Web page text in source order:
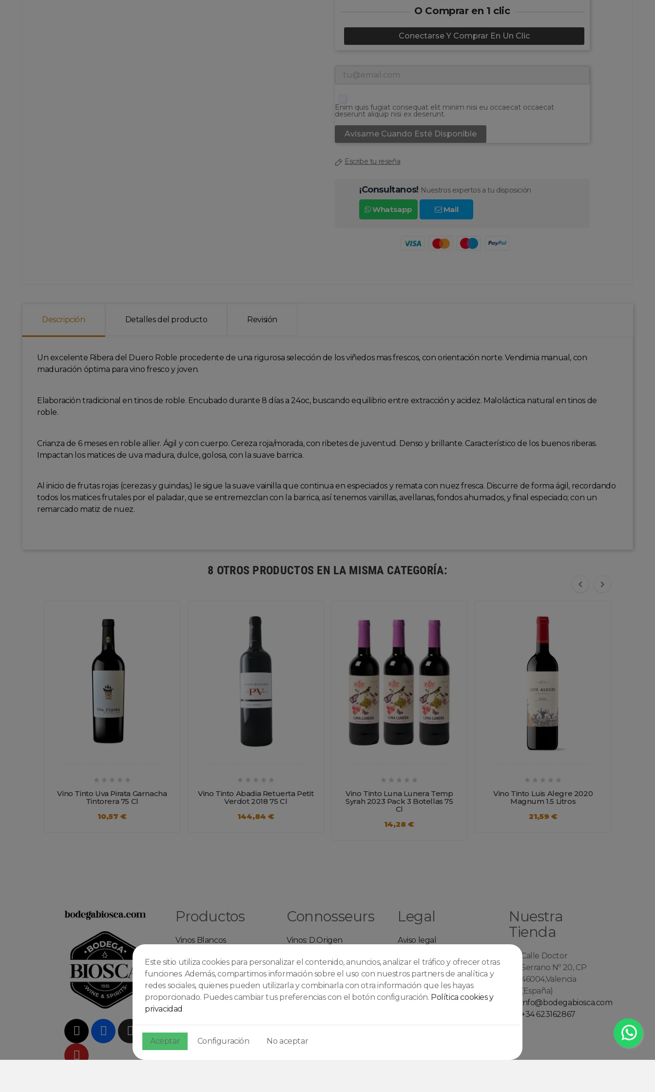
Este sitio utiliza cookies para personalizar el contenido, anuncios, analizar el tráfico y ofrecer otras
funciones. Además, compartimos información sobre el uso con nuestros partners de analítica y
redes sociales, quienes pueden utilizarla y combinarla con otra información que les hayas
proporcionado. Puedes cambiar tus preferencias con el botón configuración. Política cookies y
privacidad
Aceptar Configuración No aceptar
O Comprar en 1 clic
Conectarse Y Comprar En Un Clic
Enim quis fugiat consequat elit minim nisi eu occaecat occaecat
deserunt aliquip nisi ex deserunt.
Avísame Cuando Esté Disponible
Escribe tu reseña
¡Consultanos! Nuestros expertos a tu disposición
Whatsapp Mail
Descripción Detalles del producto Revisión
Un excelente Ribera del Duero Roble procedente de una rigurosa selección de los viñedos mas frescos, con orientación norte. Vendimia manual, con
maduración óptima para vino fresco y joven.
Elaboración tradicional en tinos de roble. Encubado durante 8 días a 24oc, buscando equilibrio entre extracción y acidez. Maloláctica natural en tinos de
roble.
Crianza de 6 meses en roble allier. Ágil y con cuerpo. Cereza roja/morada, con ribetes de juventud. Denso y brillante. Característico de los buenos riberas.
Impactan los matices de uva madura, dulce, golosa, con la suave barrica.
Al inicio de frutas rojas (cerezas y guindas,) le sigue la suave vainilla que continua en especiados y remata con nuez fresca. Discurre de forma ágil, recordando
todos los matices frutales por el paladar, que se entremezclan con la barrica, así tenemos vainillas, avellanas, fondos ahumados, y final especiado; con un
remarcado matiz de nuez.
8 OTROS PRODUCTOS EN LA MISMA CATEGORÍA:
 
    
Vino Tinto Uva Pirata Garnacha
Tintorera 75 Cl
10,57 €
    
Vino Tinto Abadia Retuerta Petit
Verdot 2018 75 Cl
144,84 €
    
Vino Tinto Luna Lunera Temp
Syrah 2023 Pack 3 Botellas 75
Cl
14,28 €
    
Vino Tinto Luis Alegre 2020
Magnum 1.5 Litros
21,59 €
Productos
Vinos Blancos
Vinos Rosados
Espumosos
Whiskys
Rones
Ginebras
Connosseurs
Vinos: D.Origen
Vinos: Según
envejecimiento
Whiskys:Según su
elaboración
Legal
Aviso legal
Políticas de
privacidad
Condiciones de venta
Quienes somos
Nuestra
Tienda
Calle Doctor
Serrano Nº 20, CP
46004,Valencia
(España)
info@bodegabiosca.com
+34 623162867